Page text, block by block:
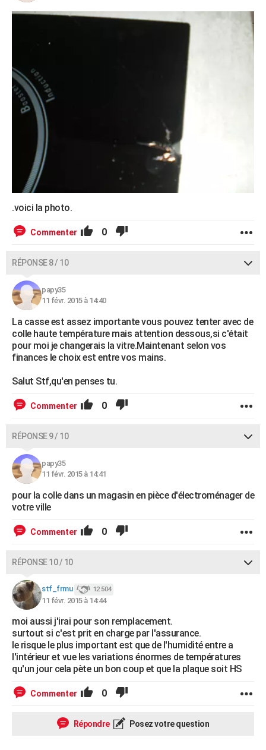
.voici la photo.
Commenter 0
RÉPONSE 8 / 10
papy35
11 févr. 2015 à 14:40
La casse est assez importante vous pouvez tenter avec de
colle haute température mais attention dessous,si c'était
pour moi je changerais la vitre.Maintenant selon vos
finances le choix est entre vos mains.
Salut Stf,qu'en penses tu.
Commenter 0
RÉPONSE 9 / 10
papy35
11 févr. 2015 à 14:41
pour la colle dans un magasin en pièce d'électroménager de
votre ville
Commenter 0
RÉPONSE 10 / 10
stf_frmu 12 504
11 févr. 2015 à 14:44
moi aussi j'irai pour son remplacement.
surtout si c'est prit en charge par l'assurance.
le risque le plus important est que de l'humidité entre a
l'intérieur et vue les variations énormes de températures
qu'un jour cela pète un bon coup et que la plaque soit HS
Commenter 0
Répondre Posez votre question